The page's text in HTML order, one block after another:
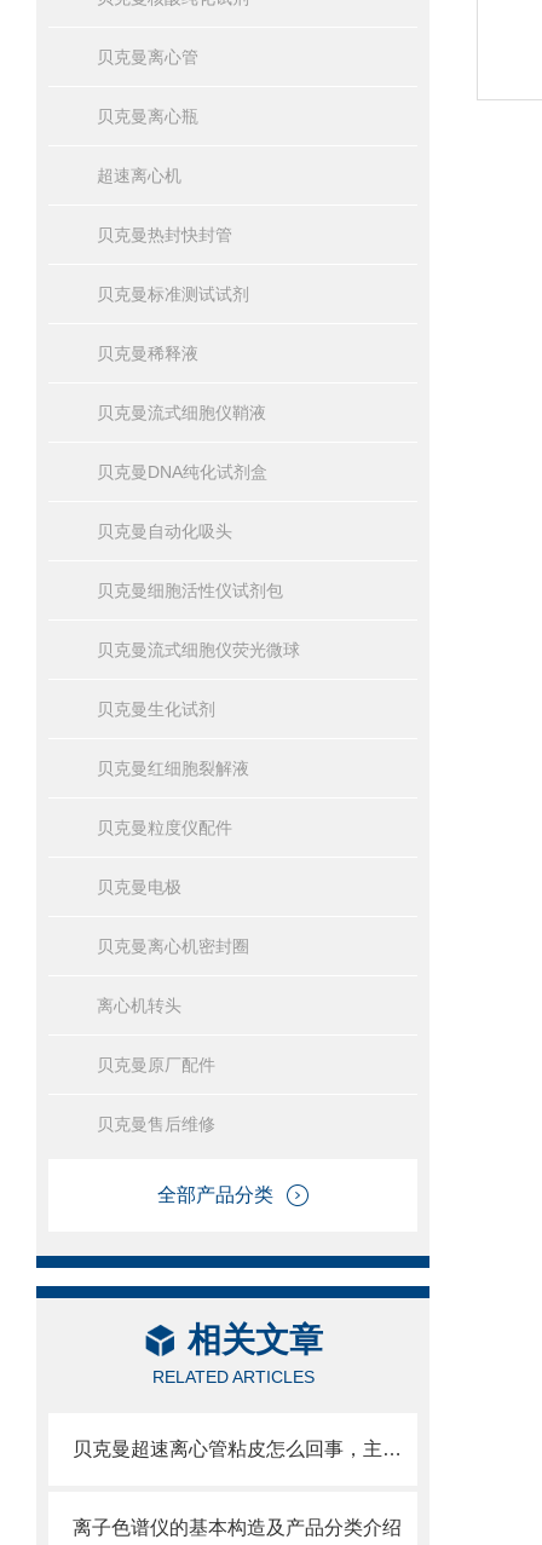
贝克曼离心管
贝克曼离心瓶
超速离心机
贝克曼热封快封管
贝克曼标准测试试剂
贝克曼稀释液
贝克曼流式细胞仪鞘液
贝克曼DNA纯化试剂盒
贝克曼自动化吸头
贝克曼细胞活性仪试剂包
贝克曼流式细胞仪荧光微球
贝克曼生化试剂
贝克曼红细胞裂解液
贝克曼粒度仪配件
贝克曼电极
贝克曼离心机密封圈
离心机转头
贝克曼原厂配件
贝克曼售后维修
全部产品分类
相关文章
RELATED ARTICLES
贝克曼超速离心管粘皮怎么回事，主要原因如下
离子色谱仪的基本构造及产品分类介绍